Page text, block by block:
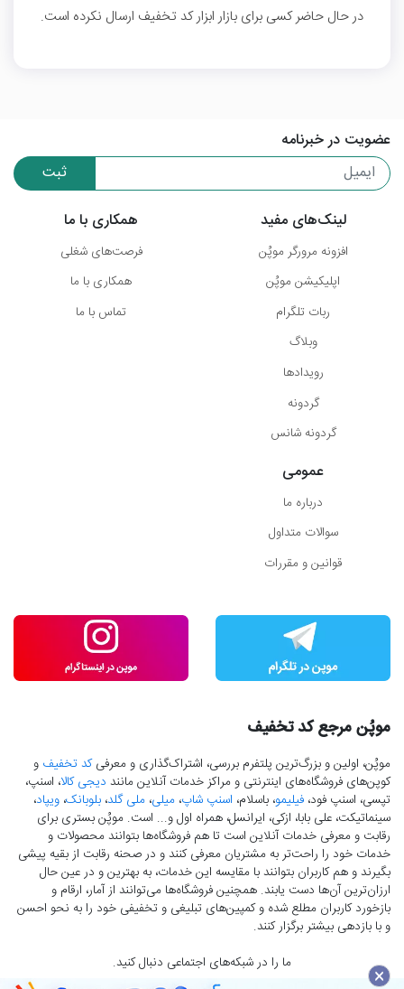
در حال حاضر کسی برای بازار ابزار کد تخفیف ارسال نکرده است.
عضویت در خبرنامه
ثبت
لینک‌های مفید
افزونه مرورگر موپُن
اپلیکیشن موپُن
ربات تلگرام
وبلاگ
رویدادها
گردونه
گردونه شانس
همکاری با ما
فرصت‌های شغلی
همکاری با ما
تماس با ما
عمومی
درباره ما
سوالات متداول
قوانین و مقررات
موپُن مرجع کد تخفیف
موپُن، اولین و بزرگ‌ترین پلتفرم بررسی، اشتراک‌گذاری و معرفیکد تخفیف و
کوپن‌های فروشگاه‌های اینترنتی و مراکز خدمات آنلاین مانند دیجی کالا، اسنپ،
تپسی، اسنپ فود، فیلیمو، باسلام، اسنپ شاپ، میلی، ملی گلد، بلوبانک، ویپاد،
سینماتیکت، علی بابا، ازکی، ایرانسل، همراه اول و... است. موپُن بستری برای
رقابت و معرفی خدمات آنلاین است تا هم فروشگاه‌ها بتوانند محصولات و
خدمات خود را راحت‌تر به مشتریان معرفی کنند و در صحنه رقابت از بقیه پیشی
بگیرند و هم کاربران بتوانند با مقایسه این خدمات، به بهترین و در عین حال
ارزان‌ترین آن‌ها دست‌ یابند. همچنین فروشگاه‌ها می‌توانند از آمار، ارقام و
بازخورد کاربران مطلع شده و کمپین‌های تبلیغی و تخفیفی خود را به نحو احسن
و با بازدهی بیشتر برگزار کنند.
ما را در شبکه‌های اجتماعی دنبال کنید.
×